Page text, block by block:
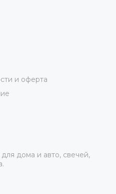
и оферта
дома и авто, свечей,